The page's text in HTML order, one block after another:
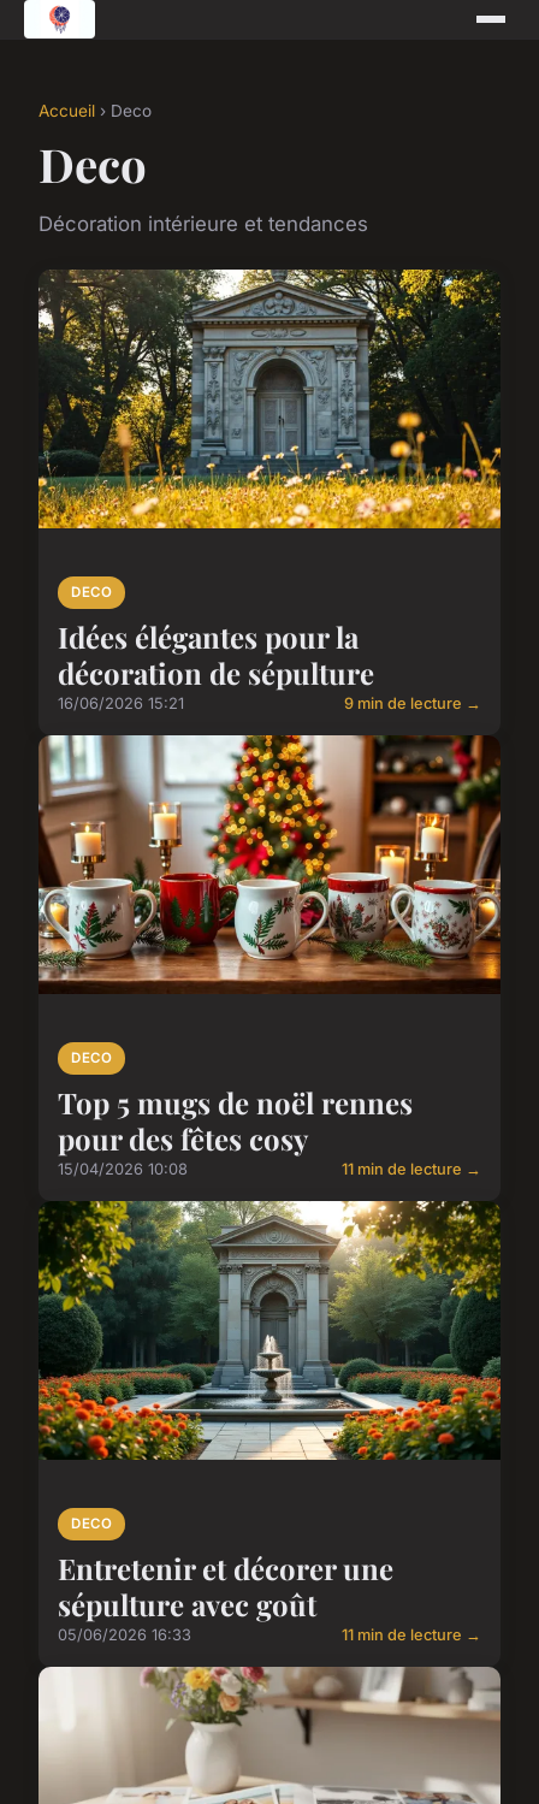
Accueil › Deco
Deco
Décoration intérieure et tendances
DECO
Idées élégantes pour la
décoration de sépulture
16/06/2026 15:21 9 min de lecture →
DECO
Top 5 mugs de noël rennes
pour des fêtes cosy
15/04/2026 10:08 11 min de lecture →
DECO
Entretenir et décorer une
sépulture avec goût
05/06/2026 16:33 11 min de lecture →